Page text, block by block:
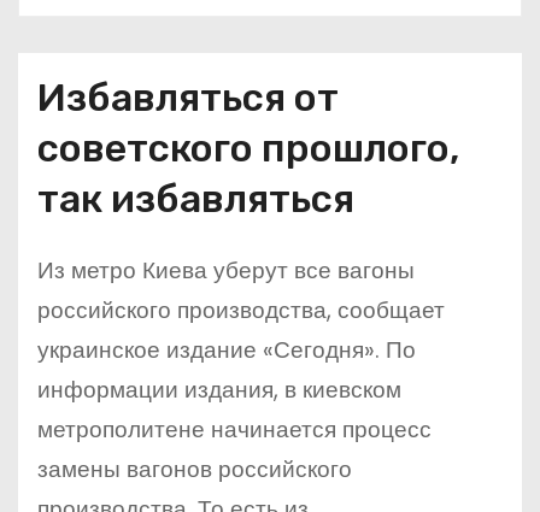
Избавляться от
советского прошлого,
так избавляться
Из метро Киева уберут все вагоны
российского производства, сообщает
украинское издание «Сегодня». По
информации издания, в киевском
метрополитене начинается процесс
замены вагонов российского